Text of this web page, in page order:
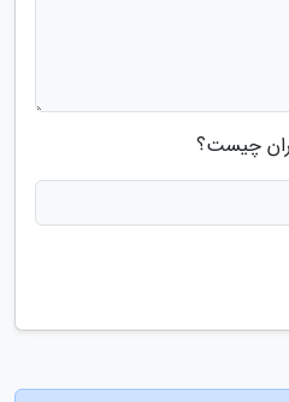
چیست؟